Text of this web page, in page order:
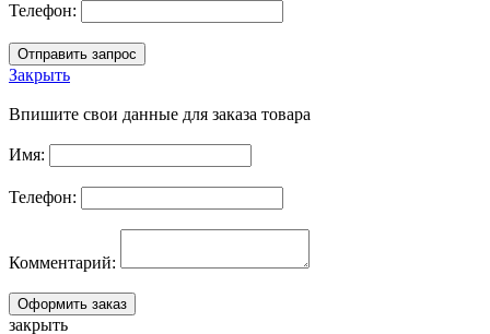
Телефон:
Закрыть
Впишите свои данные для заказа товара
Имя:
Телефон:
Комментарий:
закрыть